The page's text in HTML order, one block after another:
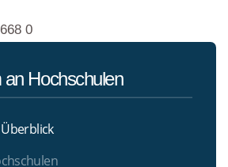
0
an Hochschulen